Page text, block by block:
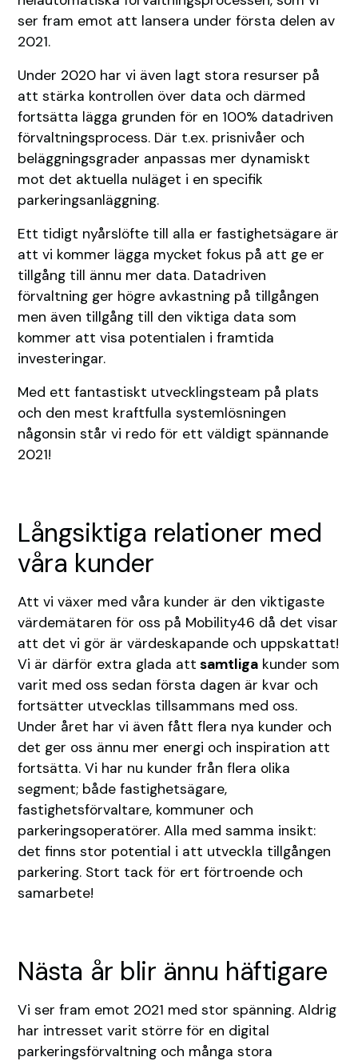
ser fram emot att lansera under första delen av
2021.
Under 2020 har vi även lagt stora resurser på
att stärka kontrollen över data och därmed
fortsätta lägga grunden för en 100% datadriven
förvaltningsprocess. Där t.ex. prisnivåer och
beläggningsgrader anpassas mer dynamiskt
mot det aktuella nuläget i en specifik
parkeringsanläggning.
Ett tidigt nyårslöfte till alla er fastighetsägare är
att vi kommer lägga mycket fokus på att ge er
tillgång till ännu mer data. Datadriven
förvaltning ger högre avkastning på tillgången
men även tillgång till den viktiga data som
kommer att visa potentialen i framtida
investeringar.
Med ett fantastiskt utvecklingsteam på plats
och den mest kraftfulla systemlösningen
någonsin står vi redo för ett väldigt spännande
2021!
Långsiktiga relationer med
våra kunder
Att vi växer med våra kunder är den viktigaste
värdemätaren för oss på Mobility46 då det visar
att det vi gör är värdeskapande och uppskattat!
Vi är därför extra glada att samtliga kunder som
varit med oss sedan första dagen är kvar och
fortsätter utvecklas tillsammans med oss.
Under året har vi även fått flera nya kunder och
det ger oss ännu mer energi och inspiration att
fortsätta. Vi har nu kunder från flera olika
segment; både fastighetsägare,
fastighetsförvaltare, kommuner och
parkeringsoperatörer. Alla med samma insikt:
det finns stor potential i att utveckla tillgången
parkering. Stort tack för ert förtroende och
samarbete!
Nästa år blir ännu häftigare
Vi ser fram emot 2021 med stor spänning. Aldrig
har intresset varit större för en digital
parkeringsförvaltning och många stora